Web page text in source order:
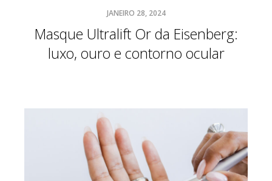
JANEIRO 28, 2024
Masque Ultralift Or da Eisenberg:
luxo, ouro e contorno ocular